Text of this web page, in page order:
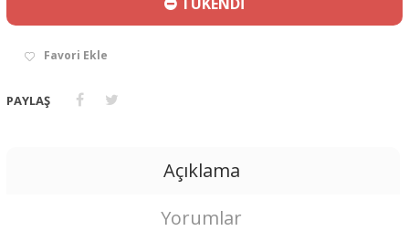
Favori Ekle
PAYLAŞ
Açıklama
Yorumlar